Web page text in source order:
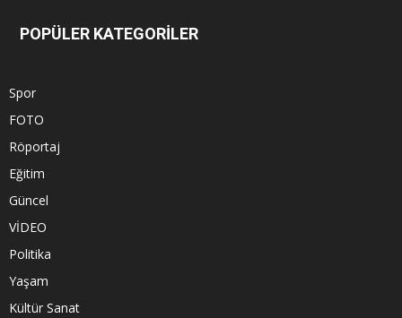
POPÜLER KATEGORİLER
Spor
FOTO
Röportaj
Eğitim
Güncel
VİDEO
Politika
Yaşam
Kültür Sanat